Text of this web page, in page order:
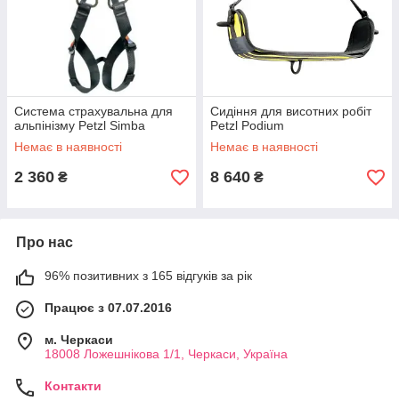
Система страхувальна для
альпінізму Petzl Sіmba
Немає в наявності
2 360 ₴
Сидіння для висотних робіт
Petzl Podium
Немає в наявності
8 640 ₴
Про нас
96% позитивних з 165 відгуків за рік
Працює з 07.07.2016
м. Черкаси
18008 Ложешнікова 1/1, Черкаси, Україна
Контакти